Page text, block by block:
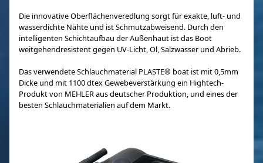
Die innovative Oberflächenveredlung sorgt für exakte, luft- und
wasserdichte Nähte und ist Schmutzabweisend. Durch den
intelligenten Schichtaufbau der Außenhaut ist das Boot
weitgehendresistent gegen UV-Licht, Öl, Salzwasser und Abrieb.
Das verwendete Schlauchmaterial PLASTE® boat ist mit 0,5mm
Dicke und mit 1100 dtex Gewebeverstärkung ein Hightech-
Produkt von MEHLER aus deutscher Produktion, und eines der
besten Schlauchmaterialien auf dem Markt.